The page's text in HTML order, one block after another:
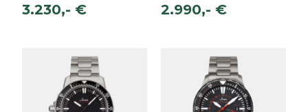
3.230,- € 2.990,- €